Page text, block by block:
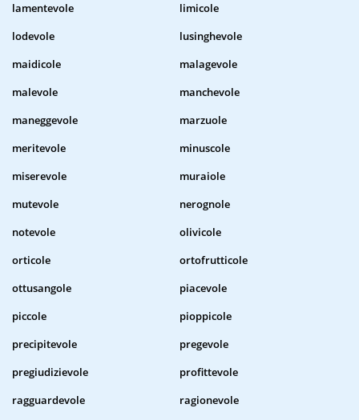
lamentevole
limicole
lodevole
lusinghevole
maidicole
malagevole
malevole
manchevole
maneggevole
marzuole
meritevole
minuscole
miserevole
muraiole
mutevole
nerognole
notevole
olivicole
orticole
ortofrutticole
ottusangole
piacevole
piccole
pioppicole
precipitevole
pregevole
pregiudizievole
profittevole
ragguardevole
ragionevole